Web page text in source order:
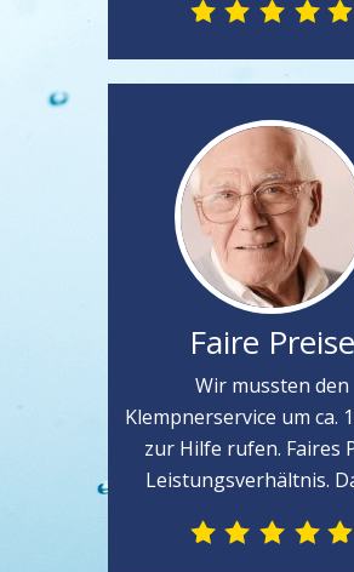
Faire Preise
Wir mussten den
Klempnerservice um ca.
zur Hilfe rufen. Faires
Leistungsverhältnis.